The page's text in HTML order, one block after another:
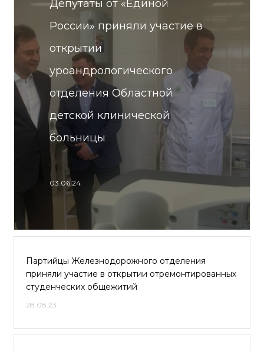
Депутаты от «Единой
России» приняли участие в
открытии
уроандрологического
отделения Областной
детской клинической
больницы
03.06.24
Партийцы Железнодорожного отделения
приняли участие в открытии отремонтированных
студенческих общежитий
28.08.23